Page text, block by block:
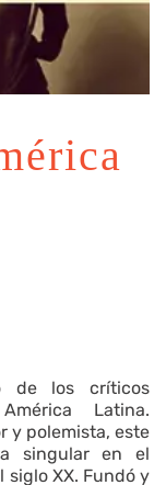
de los críticos
Latina.
y polemista, este
singular en el
XX. Fundó y